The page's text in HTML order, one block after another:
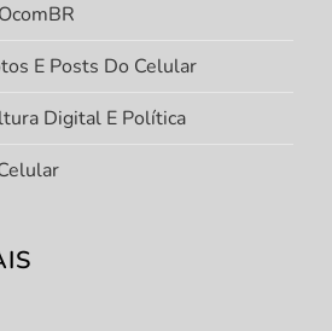
E Posts Do Celular
Digital E Política